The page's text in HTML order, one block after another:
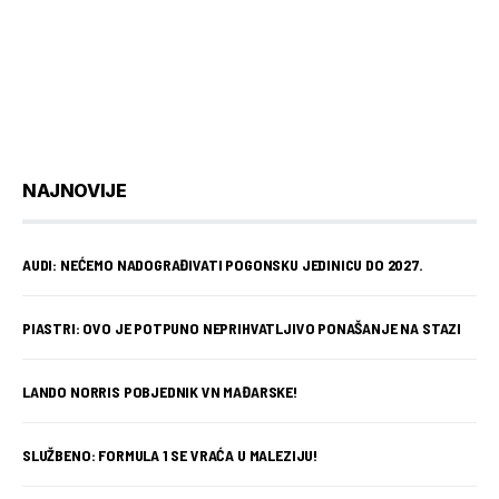
NAJNOVIJE
AUDI: NEĆEMO NADOGRAĐIVATI POGONSKU JEDINICU DO 2027.
PIASTRI: OVO JE POTPUNO NEPRIHVATLJIVO PONAŠANJE NA STAZI
LANDO NORRIS POBJEDNIK VN MAĐARSKE!
SLUŽBENO: FORMULA 1 SE VRAĆA U MALEZIJU!